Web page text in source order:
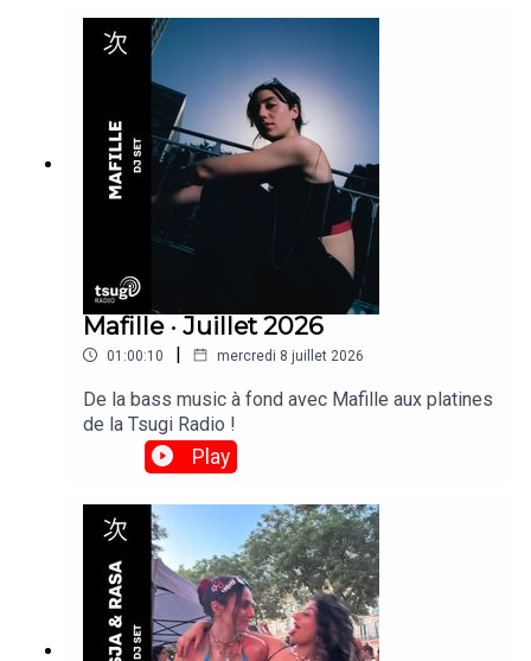
disponible partout !
Mafille · Juillet 2026
01:00:10 | mercredi 8 juillet 2026
De la bass music à fond avec Mafille aux platines
de la Tsugi Radio !
Play